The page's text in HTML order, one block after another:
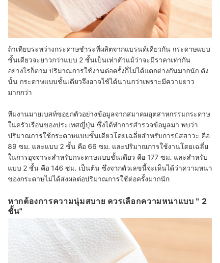
ถ้าเทียบระหว่างกระดาษชำระที่ผลิตจากแบรนด์เดียวกัน กระดาษแบบ
ชั้นเดียวจะยาวกว่าแบบ 2 ชั้นเป็นเท่าตัวแม้ว่าจะมีราคาเท่ากัน
อย่างไรก็ตาม ปริมาณการใช้งานต่อครั้งก็ไม่ได้แตกต่างกันมากนัก ดัง
นั้น กระดาษแบบชั้นเดียวจึงอาจใช้ได้นานกว่าเพราะมีความยาว
มากกว่า
ทีมงานมายเบสท์ขอยกตัวอย่างข้อมูลจากสมาคมอุตสาหกรรมกระดาษ
ในครัวเรือนของประเทศญี่ปุ่น ซึ่งได้ทำการสำรวจข้อมูลมา พบว่า
ปริมาณการใช้กระดาษแบบชั้นเดียวโดยเฉลี่ยสำหรับการปัสสาวะ คือ
89 ซม. และแบบ 2 ชั้น คือ 66 ซม. และปริมาณการใช้งานโดยเฉลี่ย
ในการอุจจาระสำหรับกระดาษแบบชั้นเดียว คือ 177 ซม. และสำหรับ
แบบ 2 ชั้น คือ 146 ซม. เป็นต้น ซึ่งจากตัวเลขนี้จะเห็นได้ว่าความหนา
ของกระดาษไม่ได้ส่งผลต่อปริมาณการใช้ต่อครั้งมากนัก
หากต้องการความนุ่มสบาย ควรเลือกความหนาแบบ " 2
ชั้น"